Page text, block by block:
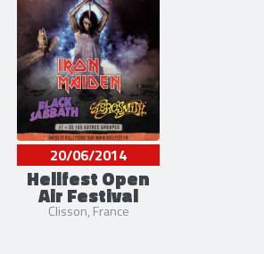
20/06/2014
Hellfest Open
Air Festival
Clisson, France